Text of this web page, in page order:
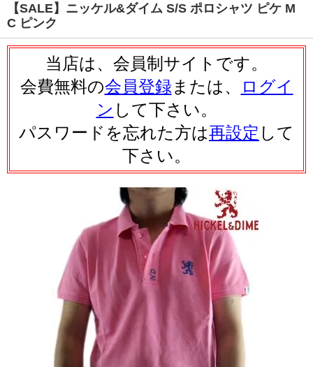
【SALE】ニッケル&ダイム S/S ポロシャツ ピケ M
C ピンク
当店は、会員制サイトです。
会費無料の会員登録または、
ログイ
ン して下さい。
パスワードを忘れた方は再設定 して
下さい。